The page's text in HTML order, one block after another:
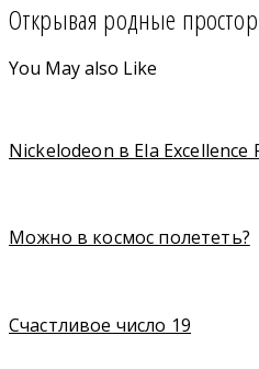
Открывая родные
You May also Like
Nickelodeon в Ela Excellence
Можно в космос полететь?
Счастливое число 19